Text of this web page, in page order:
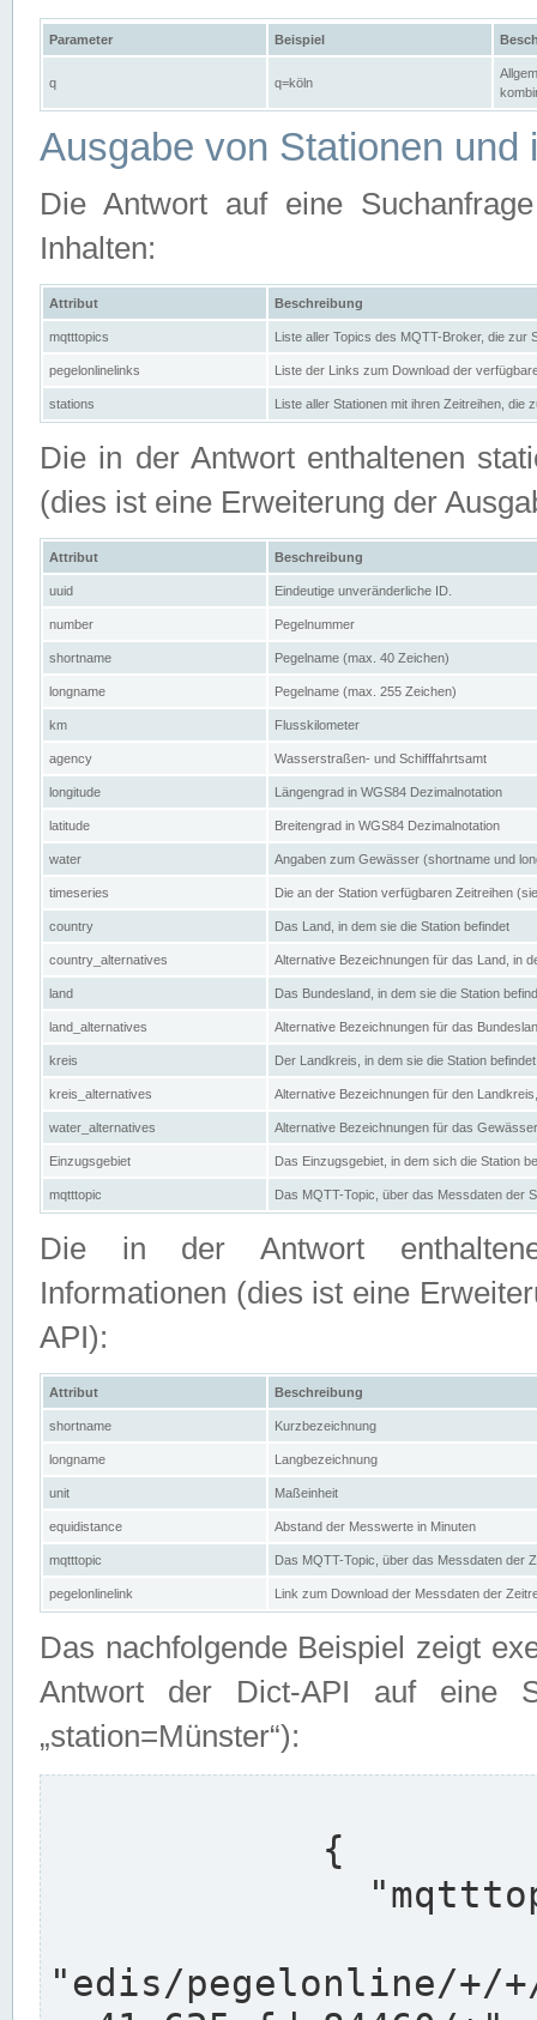
Parameter Beispiel
q q=köln
Ausgabe von Stationen und
Die Antwort auf eine
Inhalten:
Attribut Beschreibung
mqtttopics Liste aller Topics des MQTT-Broker, die zur
pegelonlinelinks Liste der Links zum Download der
stations Liste aller Stationen mit ihren Zeitreihen, die
Die in der Antwort enthaltenen
(dies ist eine Erweiterung der
Attribut Beschreibung
uuid Eindeutige unveränderliche ID.
number Pegelnummer
shortname Pegelname (max. 40 Zeichen)
longname Pegelname (max. 255 Zeichen)
km Flusskilometer
agency Wasserstraßen- und Schifffahrtsamt
longitude Längengrad in WGS84 Dezimalnotation
latitude Breitengrad in WGS84 Dezimalnotation
water Angaben zum Gewässer (shortname und
timeseries Die an der Station verfügbaren Zeitreihen
country Das Land, in dem sie die Station befindet
country_alternatives Alternative Bezeichnungen für das Land, in
land Das Bundesland, in dem sie die Station
land_alternatives Alternative Bezeichnungen für das
kreis Der Landkreis, in dem sie die Station befindet
kreis_alternatives Alternative Bezeichnungen für den
water_alternatives Alternative Bezeichnungen für das
Einzugsgebiet Das Einzugsgebiet, in dem sich die Station
mqtttopic Das MQTT-Topic, über das Messdaten der
Die in der Antwort
Informationen (dies ist eine
API):
Attribut Beschreibung
shortname Kurzbezeichnung
longname Langbezeichnung
unit Maßeinheit
equidistance Abstand der Messwerte in Minuten
mqtttopic Das MQTT-Topic, über das Messdaten der
pegelonlinelink Link zum Download der Messdaten der
Das nachfolgende Beispiel zeigt
Antwort der Dict-API auf eine
„station=Münster“):
"edis/pegelonline/+/